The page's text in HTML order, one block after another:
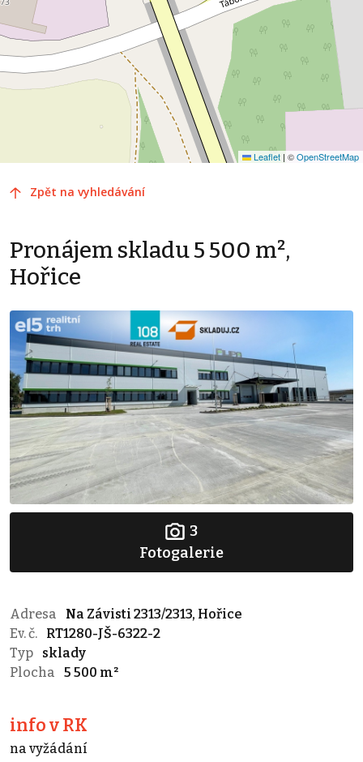
Leaflet | ©OpenStreetMap
Zpět na vyhledávání
Pronájem skladu 5 500 m²,
Hořice
3
Fotogalerie
Adresa
Na Závisti 2313/2313, Hořice
Ev. č.
RT1280-JŠ-6322-2
Typ
sklady
Plocha
5 500 m²
info v RK
na vyžádání